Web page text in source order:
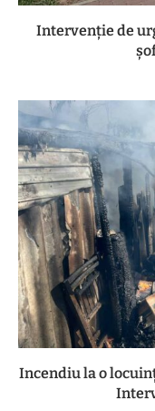
Intervenție de
Incendiu la o